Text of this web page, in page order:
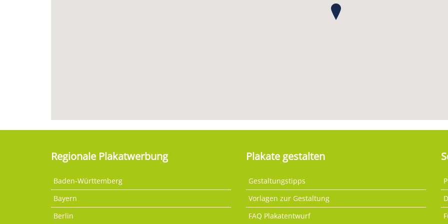
Regionale Plakatwerbung
Baden-Württemberg
Bayern
Berlin
Plakate gestalten
Gestaltungstipps
Vorlagen zur Gestaltung
FAQ Plakatentwurf